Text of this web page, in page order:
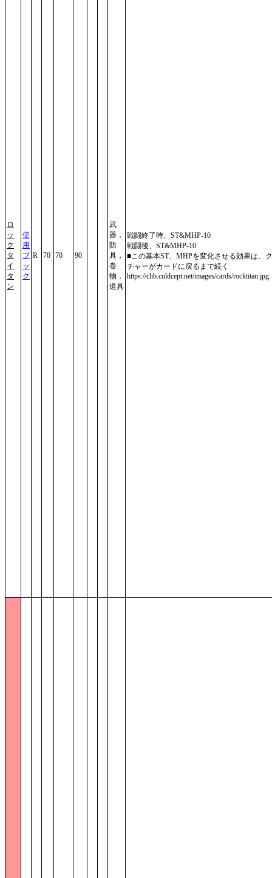
ロ
ッ
ク
タ
イ
タ
ン
使
用
ブ
ッ
ク
R 70 70 90
武
器，
防
具，
巻
物，
道具
戦闘終了時、ST&MHP-10
戦闘後、ST&MHP-10
■この基本ST、MHPを変化させる効果は、
チャーがカードに戻るまで続く
https://clib.culdcept.net/images/cards/rocktitan.jpg